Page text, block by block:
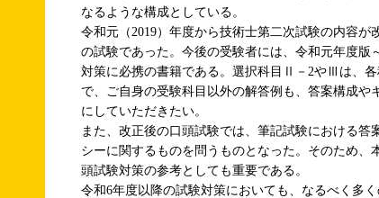
なるような構成としている。
令和元（2019）年度から技術士第二次試験の内容が
の試験であった。今後の受験者には、令和元年度版
対策に必携の書籍である。選択科目Ⅱ－2やⅢは、
で、ご自身の受験科目以外の解答例も、答案構成や
にしていただきたい。
また、改正後の口頭試験では、筆記試験における答
シーに関するものを問うものとなった。そのため、
頭試験対策の参考としても重要である。
令和6年度以降の試験対策においても、なるべく多